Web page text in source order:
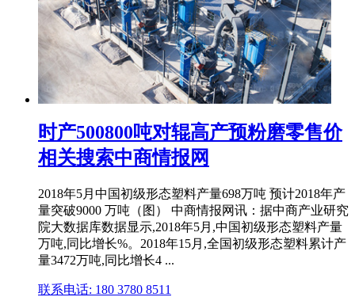
时产500800吨对辊高产预粉磨零售价
相关搜索中商情报网
2018年5月中国初级形态塑料产量698万吨 预计2018年产
量突破9000 万吨（图） 中商情报网讯：据中商产业研究
院大数据库数据显示,2018年5月,中国初级形态塑料产量
万吨,同比增长%。2018年15月,全国初级形态塑料累计产
量3472万吨,同比增长4 ...
联系电话: 180 3780 8511